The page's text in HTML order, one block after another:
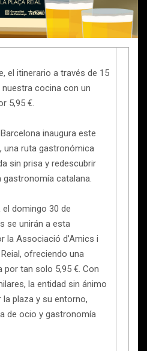
el itinerario a través de 15
cocina con un
5,95 €.
inaugura este
una ruta gastronómica
sin prisa y redescubrir
catalana.
el domingo 30 de
se unirán a esta
la Associació d’Amics i
ofreciendo una
por tan solo 5,95 €. Con
la entidad sin ánimo
plaza y su entorno,
de ocio y gastronomía